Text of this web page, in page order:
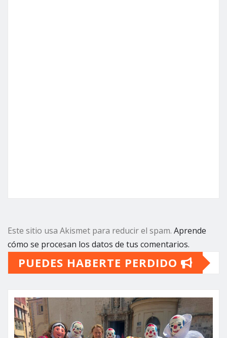
Este sitio usa Akismet para reducir el spam. Aprende
cómo se procesan los datos de tus comentarios.
PUEDES HABERTE PERDIDO